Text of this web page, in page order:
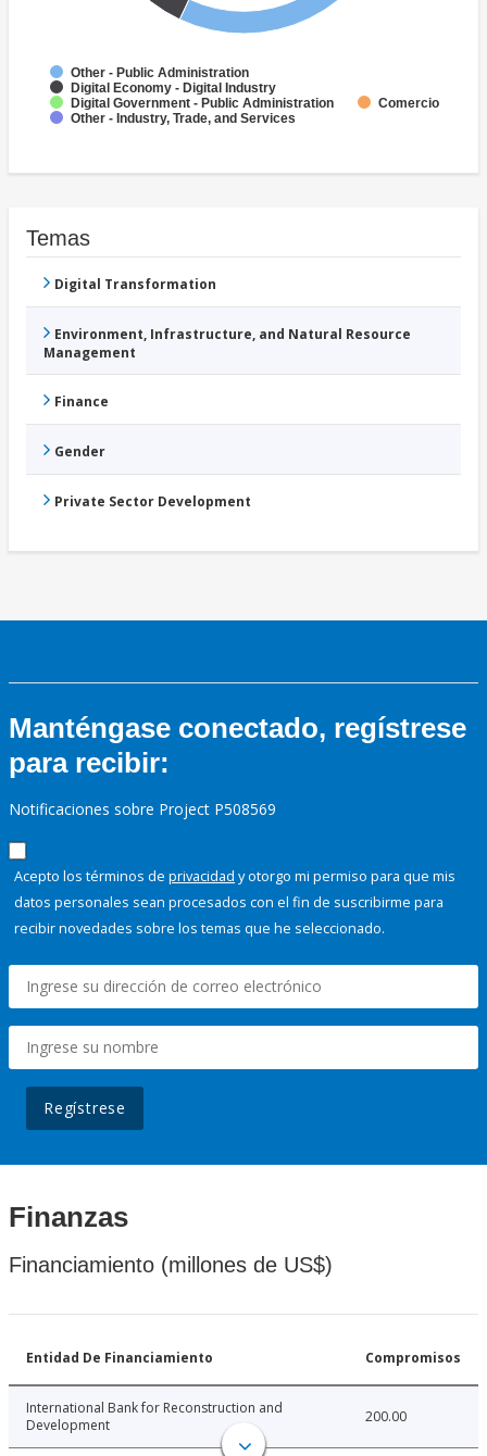
Other - Public Administration
Digital Economy - Digital Industry
Digital Government - Public Administration
Comercio
Other - Industry, Trade, and Services
Temas
Digital Transformation
Environment, Infrastructure, and Natural Resource
Management
Finance
Gender
Private Sector Development
Manténgase conectado, regístrese
para recibir:
Notificaciones sobre Project P508569
Acepto los términos de privacidad y otorgo mi permiso para que mis
datos personales sean procesados con el fin de suscribirme para
recibir novedades sobre los temas que he seleccionado.
Regístrese
Finanzas
Financiamiento (millones de US$)
Entidad De Financiamiento Compromisos
International Bank for Reconstruction and
Development
200.00